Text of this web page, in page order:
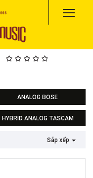
ANALOG BOSE
HYBRID ANALOG TASCAM
Sắp xếp